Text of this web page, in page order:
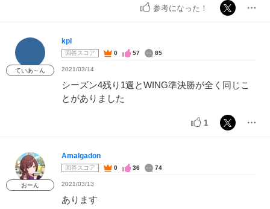
参考になった！
ていあ～ん
kpl
回答スコア 0 57 85
2021/03/14
シーズン4残り1週とWING準決勝が全く同じこ
とがありました
1
おーん
Amalgadon
回答スコア 0 36 74
2021/03/13
あります